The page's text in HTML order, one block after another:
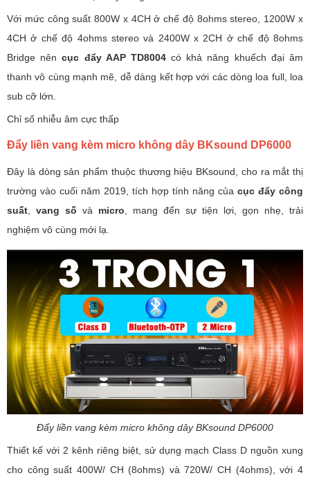
Với mức công suất 800W x 4CH ở chế độ 8ohms stereo, 1200W x
4CH ở chế độ 4ohms stereo và 2400W x 2CH ở chế độ 8ohms
Bridge nêncục đẩy AAP TD8004có khả năng khuếch đại âm
thanh vô cùng mạnh mẽ, dễ dàng kết hợp với các dòng loa full, loa
sub cỡ lớn.
Chỉ số nhiễu âm cực thấp
Đẩy liền vang kèm micro không dây BKsound DP6000
Đây là dòng sản phẩm thuộc thương hiệu BKsound, cho ra mắt thị
trường vào cuối năm 2019, tích hợp tính năng của cục đẩy công
suất
vang số và micro , mang đến sự tiện lợi, gọn nhẹ, trải
nghiệm vô cùng mới lạ.
Đẩy liền vang kèm micro không dây BKsound DP6000
Thiết kế với 2 kênh riêng biệt, sử dụng mạch Class D nguồn xung
cho công suất 400W/ CH (8ohms) và 720W/ CH (4ohms), với 4